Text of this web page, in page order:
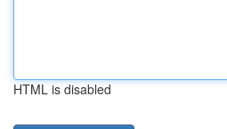
HTML is disabled